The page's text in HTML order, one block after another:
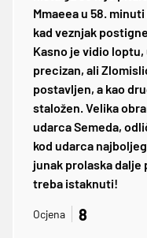
Mmaeea u 58.
kad veznjak
Kasno je vidio loptu,
precizan, ali
postavljen, a kao
staložen. Velika
udarca Semeda,
kod udarca
junak prolaska dalje
treba istaknuti!
Ocjena 8